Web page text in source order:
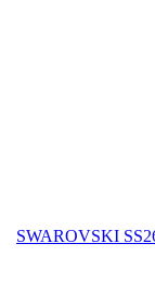
SWAROVSKI